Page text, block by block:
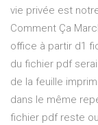
vie privée est
Comment Ça
office à partir d1
du fichier pdf
de la feuille
dans le même
fichier pdf reste